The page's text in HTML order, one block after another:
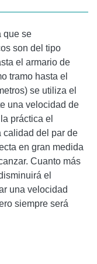
que se
son del tipo
el armario de
tramo hasta el
se utiliza el
una velocidad de
práctica el
calidad del par de
en gran medida
Cuanto más
el
una velocidad
siempre será